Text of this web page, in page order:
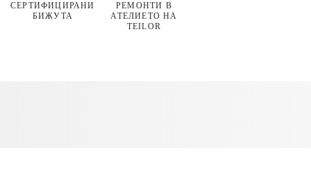
СЕРТИФИЦИРАНИ
БИЖУТА
РЕМОНТИ В
АТЕЛИЕТО НА
TEILOR